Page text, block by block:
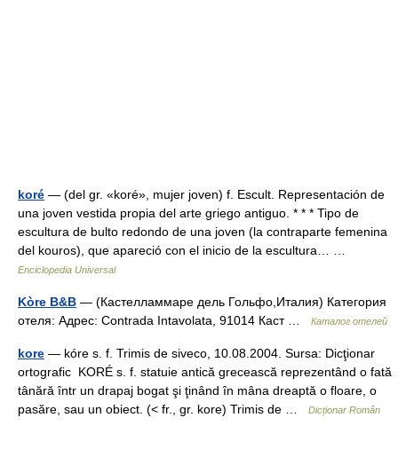
koré — (del gr. «koré», mujer joven) f. Escult. Representación de
una joven vestida propia del arte griego antiguo. * * * Tipo de
escultura de bulto redondo de una joven (la contraparte femenina
del kouros), que apareció con el inicio de la escultura… …
Enciclopedia Universal
Kòre B&B — (Кастелламмаре дель Гольфо,Италия) Категория
отеля: Адрес: Contrada Intavolata, 91014 Каст …
Каталог отелей
kore — kóre s. f. Trimis de siveco, 10.08.2004. Sursa: Dicţionar
ortografic KORÉ s. f. statuie antică grecească reprezentând o fată
tânără într un drapaj bogat şi ţinând în mâna dreaptă o floare, o
pasăre, sau un obiect. (< fr., gr. kore) Trimis de …
Dicționar Român